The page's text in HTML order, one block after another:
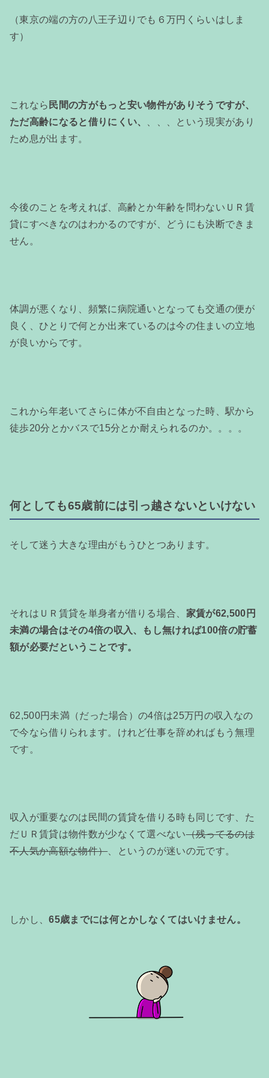
（東京の端の方の八王子辺りでも６万円くらいはしま
す）
これなら 民間の方がもっと安い物件がありそうですが、
ただ高齢になると借りにくい、
、、、という現実があり
ため息が出ます。
今後のことを考えれば、高齢とか年齢を問わないＵＲ賃
貸にすべきなのはわかるのですが、どうにも決断できま
せん。
体調が悪くなり、頻繁に病院通いとなっても交通の便が
良く、ひとりで何とか出来ているのは今の住まいの立地
が良いからです。
これから年老いてさらに体が不自由となった時、駅から
徒歩20分とかバスで15分とか耐えられるのか。。。。
何としても65歳前には引っ越さないといけない
そして迷う大きな理由がもうひとつあります。
それはＵＲ賃貸を単身者が借りる場合、 家賃が62,500円
未満の場合はその4倍の収入、もし無ければ100倍の貯蓄
額が必要だということです。
62,500円未満（だった場合）の4倍は25万円の収入なの
で今なら借りられます。けれど仕事を辞めればもう無理
です。
収入が重要なのは民間の賃貸を借りる時も同じです、た
だＵＲ賃貸は物件数が少なくて選べない（残ってるのは
不人気か高額な物件）、というのが迷いの元です。
しかし、65歳までには何とかしなくてはいけません。